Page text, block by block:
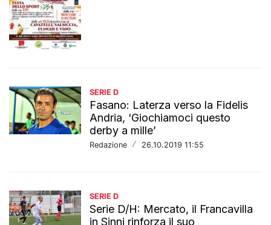
SERIE D
Fasano: Laterza verso la Fidelis
Andria, ‘Giochiamoci questo
derby a mille’
Redazione / 26.10.2019 11:55
SERIE D
Serie D/H: Mercato, il Francavilla
in Sinni rinforza il suo